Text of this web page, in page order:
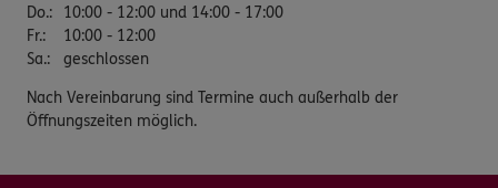
Do.:
10:00 - 12:00 und 14:00 - 17:00
Fr.:
10:00 - 12:00
Sa.: geschlossen
Nach Vereinbarung sind Termine auch außerhalb der
Öffnungszeiten möglich.